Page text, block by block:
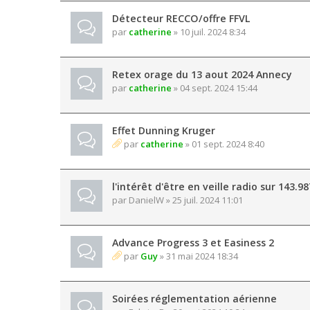
Détecteur RECCO/offre FFVL
par catherine » 10 juil. 2024 8:34
Retex orage du 13 aout 2024 Annecy
par catherine » 04 sept. 2024 15:44
Effet Dunning Kruger
par catherine » 01 sept. 2024 8:40
l'intérêt d'être en veille radio sur
par DanielW» 25 juil. 2024 11:01
Advance Progress 3 et Easiness 2
par Guy» 31 mai 2024 18:34
Soirées réglementation aérienne